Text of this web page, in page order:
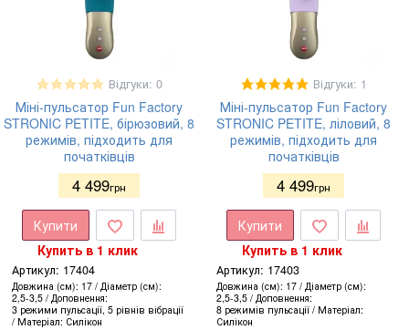
Відгуки: 0
Міні-пульсатор Fun Factory
STRONIC PETITE, бірюзовий, 8
режимів, підходить для
початківців
4 499грн
Купити
Купить в 1 клик
Артикул: 17404
Довжина (см) 17 Діаметр (см)
2,5-3,5 Доповнення
3 режими пульсації, 5 рівнів вібрації
Матеріал Силікон
Відгуки: 1
Міні-пульсатор Fun Factory
STRONIC PETITE, ліловий, 8
режимів, підходить для
початківців
4 499грн
Купити
Купить в 1 клик
Артикул: 17403
Довжина (см) 17 Діаметр (см)
2,5-3,5 Доповнення
8 режимів пульсації
Матеріал
Силікон